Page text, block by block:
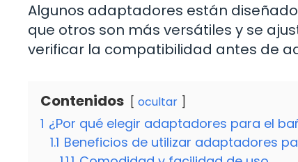
Algunos adaptadores están
que otros son más versátiles y se
verificar la compatibilidad antes de
Contenidos ocultar
1 ¿Por qué elegir adaptadores para el
1.1 Beneficios de utilizar adaptadores